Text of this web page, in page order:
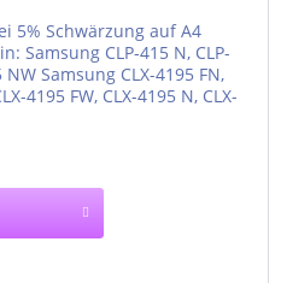
5% Schwärzung auf A4
Samsung CLP-415 N, CLP-
Samsung CLX-4195 FN,
4195 FW, CLX-4195 N, CLX-
Line